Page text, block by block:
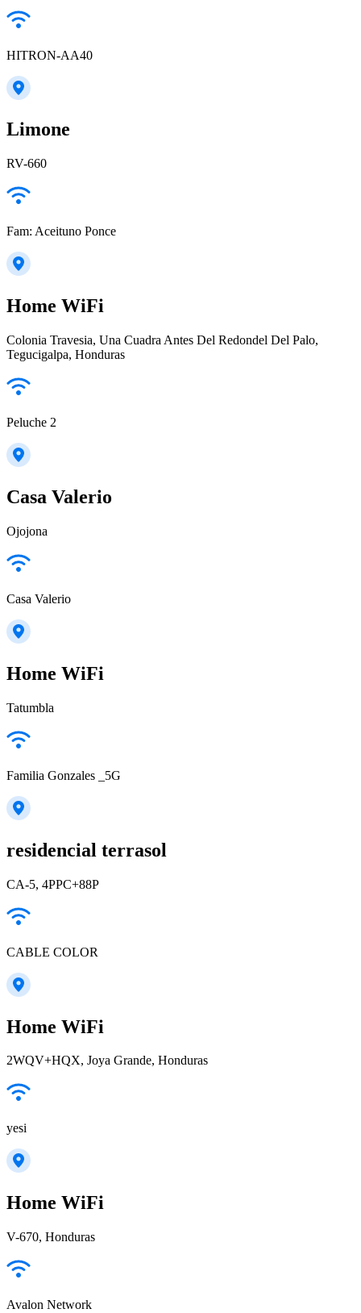
HITRON-AA40
Limone
RV-660
Fam: Aceituno Ponce
Home WiFi
Colonia Travesia, Una Cuadra Antes Del Redondel Del Palo,
Tegucigalpa, Honduras
Peluche 2
Casa Valerio
Ojojona
Casa Valerio
Home WiFi
Tatumbla
Familia Gonzales _5G
residencial terrasol
CA-5, 4PPC+88P
CABLE COLOR
Home WiFi
2WQV+HQX, Joya Grande, Honduras
yesi
Home WiFi
V-670, Honduras
Avalon Network